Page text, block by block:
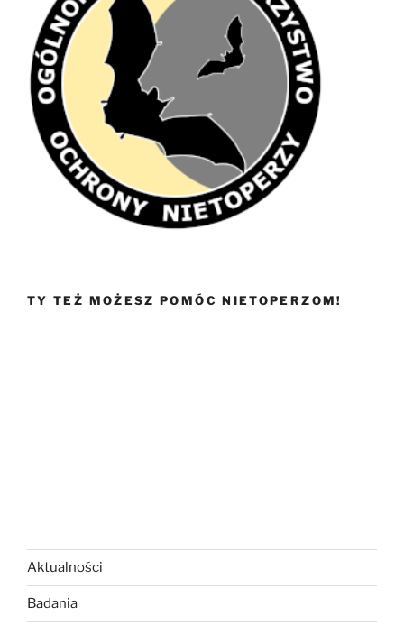
TY TEŻ MOŻESZ POMÓC NIETOPERZOM!
Aktualności
Badania